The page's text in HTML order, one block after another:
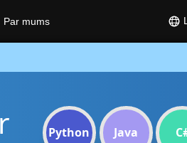
Python Java
Par mums